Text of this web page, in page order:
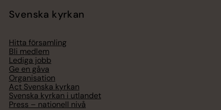
Svenska kyrkan
Hitta församling
Bli medlem
Lediga jobb
Ge en gåva
Organisation
Act Svenska kyrkan
Svenska kyrkan i utlandet
Press – nationell nivå